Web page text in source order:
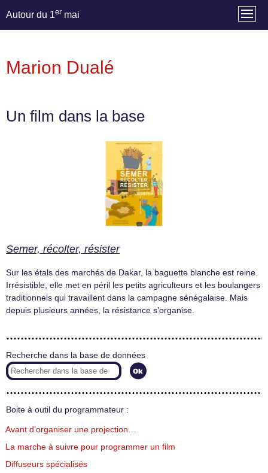
Autour du 1er mai
Marion Dualé
Un film dans la base
Semer, récolter, résister
Sur les étals des marchés de Dakar, la baguette blanche est reine.
Irrésistible, elle met en péril les petits agriculteurs et les boulangers
traditionnels qui travaillent dans la campagne sénégalaise. Mais
depuis plusieurs années, la résistance s’organise.
Recherche dans la base de données
Boite à outil du programmateur :
Avant d’organiser une projection…
La marche à suivre pour programmer un film
Diffuseurs spécialisés